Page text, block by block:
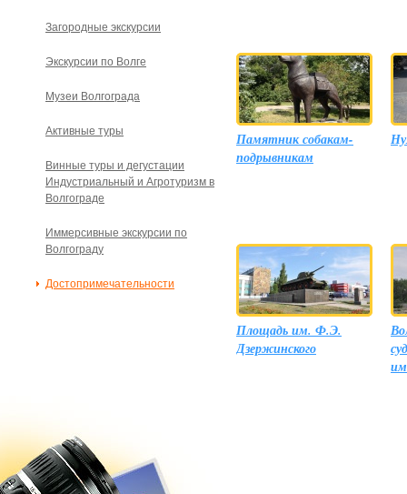
Памятник собакам-
подрывникам
Площадь им. Ф.Э.
Дзержинского
Загородные экскурсии
Экскурсии по Волге
Музеи Волгограда
Активные туры
Винные туры и дегустации
Индустриальный и Агротуризм в
Волгограде
Иммерсивные экскурсии по
Волгограду
Достопримечательности